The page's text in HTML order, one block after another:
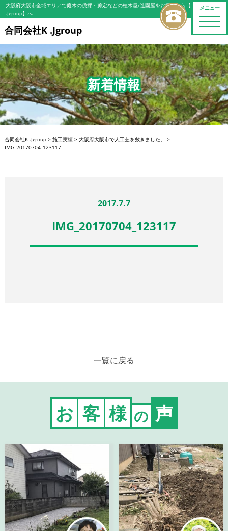
メニュー
toggle
大阪府大阪市全域エリアで庭木の伐採・剪定などの植木屋/造園屋をお探しなら【合同会社K
.Jgroup】へ
合同会社K .Jgroup
新着情報
合同会社K .Jgroup> 施工実績> 大阪府大阪市で人工芝を敷きました。
>
IMG_20170704_123117
2017.7.7
IMG_20170704_123117
一覧に戻る
お 客 様 の 声